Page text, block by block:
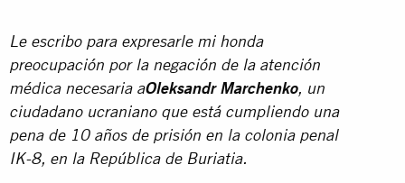
Le escribo para expresarle mi honda
preocupación por la negación de la atención
médica necesaria aOleksandr Marchenko, un
ciudadano ucraniano que está cumpliendo una
pena de 10 años de prisión en la colonia penal
IK-8, en la República de Buriatia.